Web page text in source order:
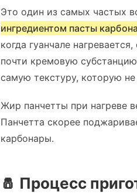
Это один из самых частых
ингредиентом пасты
когда гуанчале
почти кремовую
самую текстуру, которую
Жир панчетты при нагреве
Панчетта скорее
карбонары.
🧂 Процесс